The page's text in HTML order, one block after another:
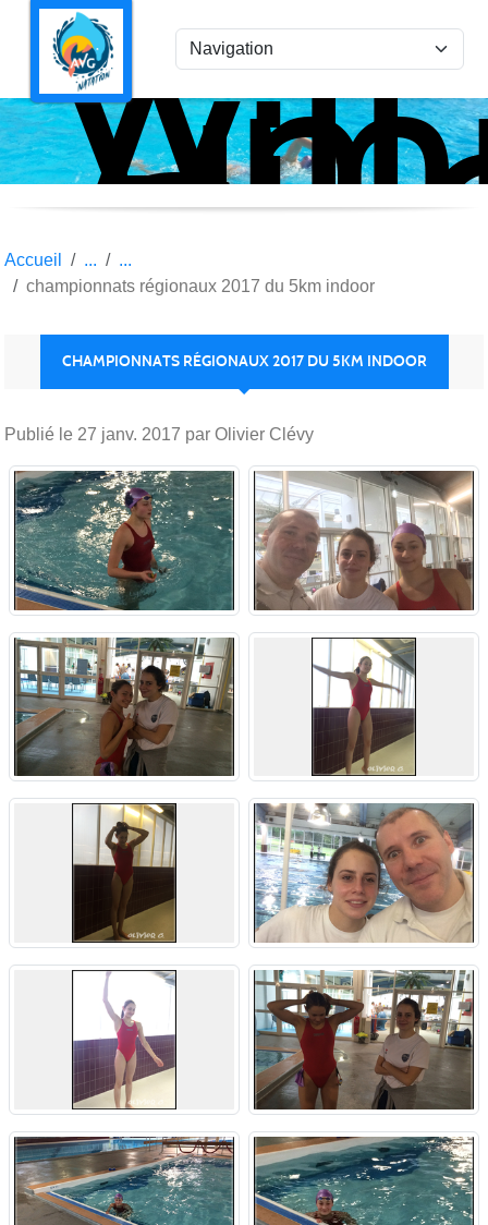
la
Accueil
championnats régionaux 2017 du 5km indoor
CHAMPIONNATS RÉGIONAUX 2017 DU 5KM INDOOR
Publié le 27 janv. 2017 par Olivier Clévy
Panneau de gestion des cookies